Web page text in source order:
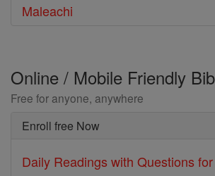
Maleachi
Online / Mobile Friendly
Free for anyone, anywhere
Enroll free Now
Daily Readings with Questions